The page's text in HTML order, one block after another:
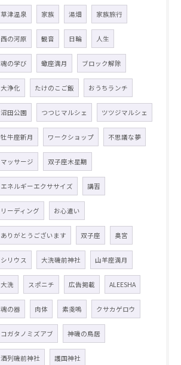
草津温泉 家族 湯畑 家族旅行
西の河原 観音 日輪 人生
魂の学び 蠍座満月 ブロック解除
大浄化 たけのこご飯 おうちランチ
沼田公園 つつじマルシェ ツツジマルシェ
牡牛座新月 ワークショップ 不思議な夢
マッサージ 双子座木星期
エネルギーエクササイズ 講習
リーディング お心遣い
ありがとうございます 双子座 奥宮
シリウス 大洗磯前神社 山羊座満月
大洗 スポニチ 広告掲載 ALEESHA
魂の器 肉体 素戔嗚 クサカゲロウ
コガタノミズアブ 神磯の鳥居
酒列磯前神社 護国神社